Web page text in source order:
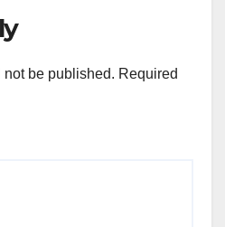
be published. Required